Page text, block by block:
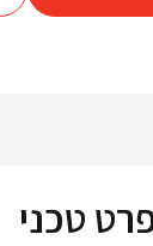
טכני